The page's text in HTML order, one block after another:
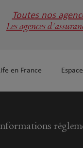
Toutes nos
Les agences
en France